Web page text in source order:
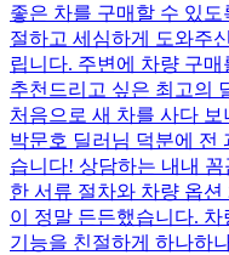
좋은 차를 구매할 수 있
절하고 세심하게 도와주
립니다. 주변에 차량 구
추천드리고 싶은 최고의
처음으로 새 차를 사다
박문호 딜러님 덕분에 전
습니다! 상담하는 내내
한 서류 절차와 차량 옵
이 정말 든든했습니다.
기능을 친절하게 하나하